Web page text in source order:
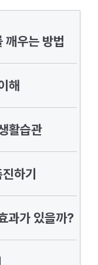
깨우는 방법
해
활습관
하기
과가 있을까?